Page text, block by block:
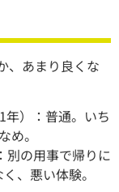
、あまり良くな
年）：普通。いち
め。
別の用事で帰りに
、悪い体験。